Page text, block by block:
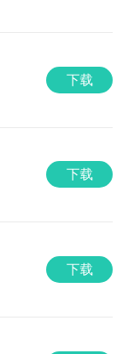
下载
下载
下载